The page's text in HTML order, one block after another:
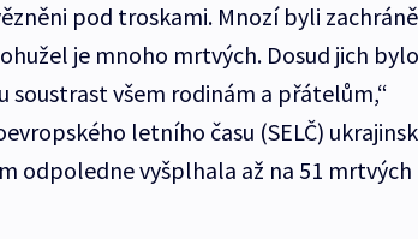
pod troskami. Mnozí byli
je mnoho mrtvých. Dosud jich bylo
všem rodinám a přátelům,“
letního času (SELČ)
odpoledne vyšplhala až na 51 mrtvých